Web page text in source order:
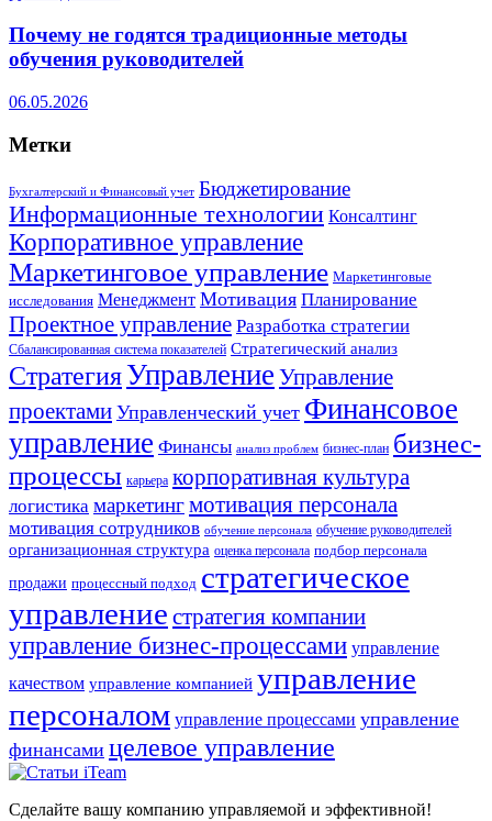
Почему не годятся традиционные методы
обучения руководителей
06.05.2026
Метки
Бухгалтерский и Финансовый учет Бюджетирование
Информационные технологии Консалтинг
Корпоративное управление
Маркетинговое управление Маркетинговые
исследования Менеджмент Мотивация Планирование
Проектное управление Разработка стратегии
Сбалансированная система показателей Стратегический анализ
СтратегияУправление Управление
проектами Управленческий учет Финансовое
управление Финансы анализ проблем бизнес-план бизнес-
процессы карьера корпоративная культура
логистика маркетингмотивация персонала
мотивация сотрудников обучение персонала обучение руководителей
организационная структура оценка персонала подбор персонала
продажи процессный подход стратегическое
управление стратегия компании
управление бизнес-процессами управление
качеством управление компанией управление
персоналом управление процессами управление
финансами целевое управление
Сделайте вашу компанию управляемой и эффективной!